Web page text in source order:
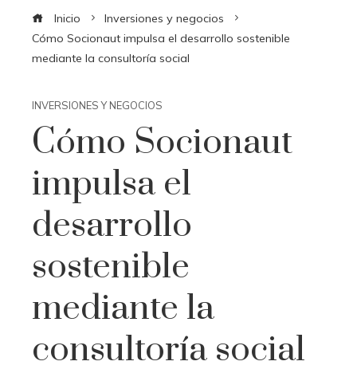
Inicio
Inversiones y negocios
Cómo Socionaut impulsa el desarrollo sostenible
mediante la consultoría social
INVERSIONES Y NEGOCIOS
Cómo Socionaut
impulsa el
desarrollo
sostenible
mediante la
consultoría social